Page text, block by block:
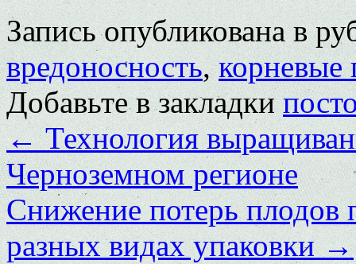
Запись опубликована в
вредоносность,корневые
Добавьте в закладки
←Технология
Черноземном регионе
Снижение потерь плодов
разных видах упаковки→